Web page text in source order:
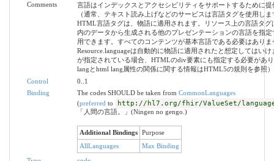
Comments
言語はインデックスとアクセシビリティをサポートするために提
（通常、テキスト読み上げなどのサービスは言語タグを使用し
HTML言語タグは、物語に適用されます。リソース上の言語タグ
内のデータから生成される他のプレゼンテーションの言語を指定
用できます。すべてのコンテンツが基本言語である必要はありま
Resource.languageは自動的に物語に適用されたと想定してはい
が指定されている場合、HTMLのdiv要素にも指定する必要があ
langとhtml lang属性の関係に関する情報はHTML5の規則を参照
Control
0..1
Binding
The codes SHOULD be taken from CommonLanguages
(preferred to http://hl7.org/fhir/ValueSet/
「人間の言語。」(Ningen no gengo.)
Additional Bindings
Purpose
AllLanguages
Max Binding